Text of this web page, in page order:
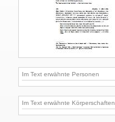
Im Text erwähnte Personen
Im Text erwähnte Körperschaften